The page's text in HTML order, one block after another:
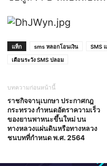
แท็ก sms หลอกโอนเงิน
SMS
เตือนระวัง SMS ปลอม
บทความก่อนหน้านี้
ราชกิจจานุเบกษา ประกาศกฎ
กระทรวง กำหนดอัตราความเร็ว
ของยานพาหนะขึ้นใหม่ บน
ทางหลวงแผ่นดินหรือทางหลวง
ชนบทที่กำหนด พ.ศ. 2564